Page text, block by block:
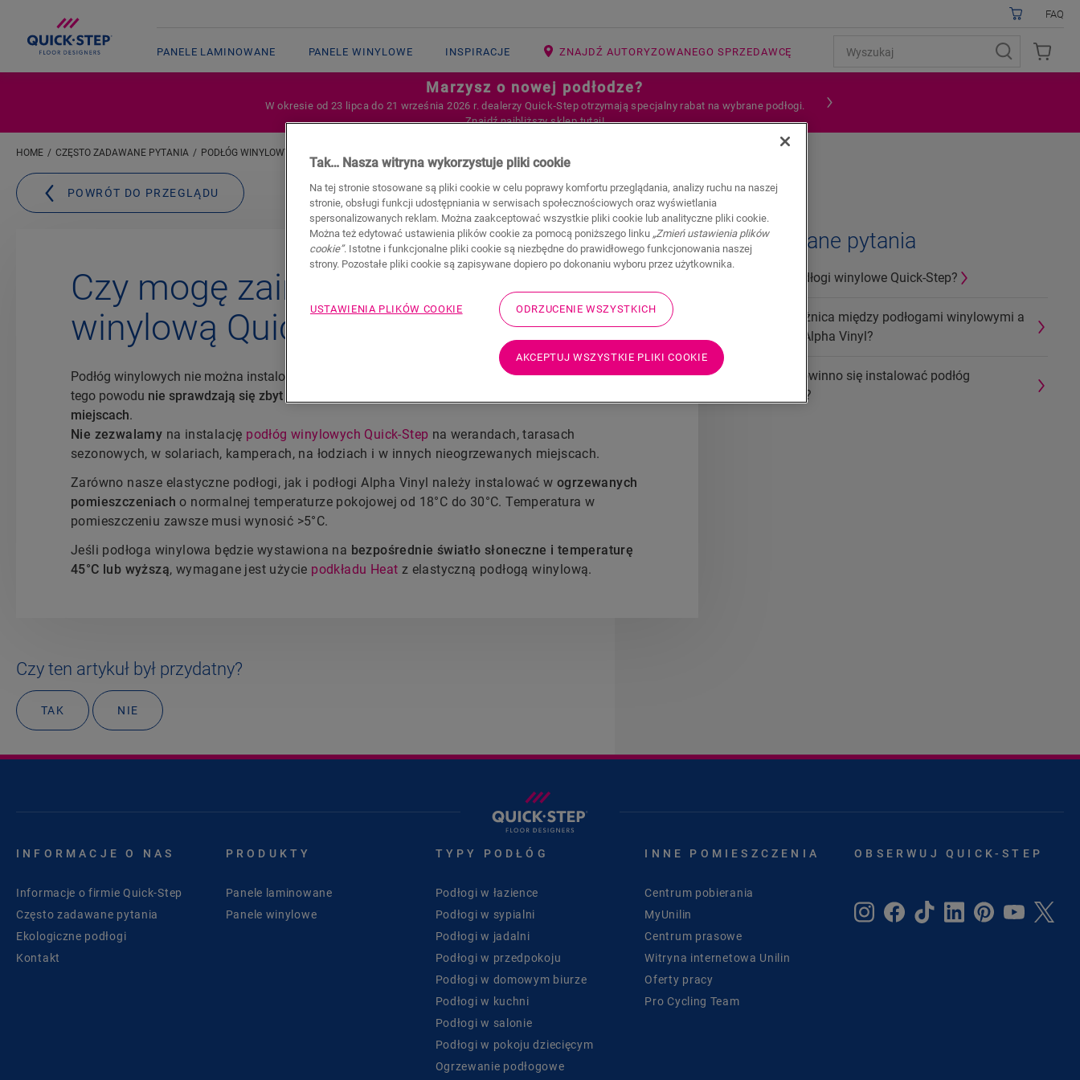
PANELE LAMINOWANE PANELE WINYLOWE INSPIRACJE ZNAJDŹ AUTORYZOWANEGO SPRZEDAWCĘ
FAQ
Marzysz o nowej podłodze?
W okresie od 23 lipca do 21 września 2026 r. dealerzy Quick‑Step otrzymają specjalny rabat na wybrane podłogi.
Znajdź najbliższy sklep tutaj!
HOME CZĘSTO ZADAWANE PYTANIA PODŁÓG WINYLOWYCH
POWRÓT DO PRZEGLĄDU
Czy mogę zainstalować podłogę
winylową Quick-Step na werandzie?
Podłóg winylowych nie można instalować w pomieszczeniach, które są zbyt ciepłe lub zbyt zimne. Z
tego powodu nie sprawdzają się zbyt dobrze na werandach lub w innych nieogrzewanych
miejscach.
Nie zezwalamy na instalację podłóg winylowych Quick-Step na werandach, tarasach
sezonowych, w solariach, kamperach, na łodziach i w innych nieogrzewanych miejscach.
Zarówno nasze elastyczne podłogi, jak i podłogi Alpha Vinyl należy instalować w ogrzewanych
pomieszczeniach o normalnej temperaturze pokojowej od 18°C do 30°C. Temperatura w
pomieszczeniu zawsze musi wynosić >5°C.
Jeśli podłoga winylowa będzie wystawiona na bezpośrednie światło słoneczne i temperaturę
45°C lub wyższą, wymagane jest użycie podkładu Heat z elastyczną podłogą winylową.
Czy ten artykuł był przydatny?
TAK NIE
Powiązane pytania
Co to są podłogi winylowe Quick-Step?
Jaka jest różnica między podłogami winylowymi a
podłogami Alpha Vinyl?
Gdzie nie powinno się instalować podłóg
winylowych?
INFORMACJE O NAS
Informacje o firmie Quick-Step
Często zadawane pytania
Ekologiczne podłogi
Kontakt
PRODUKTY
Panele laminowane
Panele winylowe
TYPY PODŁÓG
Podłogi w łazience
Podłogi w sypialni
Podłogi w jadalni
Podłogi w przedpokoju
Podłogi w domowym biurze
Podłogi w kuchni
Podłogi w salonie
Podłogi w pokoju dziecięcym
Ogrzewanie podłogowe
INNE POMIESZCZENIA
Centrum pobierania
MyUnilin
Centrum prasowe
Witryna internetowa Unilin
Oferty pracy
Pro Cycling Team
OBSERWUJ QUICK-STEP
Tak… Nasza witryna wykorzystuje pliki cookie
Na tej stronie stosowane są pliki cookie w celu poprawy komfortu przeglądania, analizy ruchu na naszej
stronie, obsługi funkcji udostępniania w serwisach społecznościowych oraz wyświetlania
spersonalizowanych reklam. Można zaakceptować wszystkie pliki cookie lub analityczne pliki cookie.
Można też edytować ustawienia plików cookie za pomocą poniższego linku „Zmień ustawienia plików
cookie”. Istotne i funkcjonalne pliki cookie są niezbędne do prawidłowego funkcjonowania naszej
strony. Pozostałe pliki cookie są zapisywane dopiero po dokonaniu wyboru przez użytkownika.
USTAWIENIA PLIKÓW COOKIE ODRZUCENIE WSZYSTKICH
AKCEPTUJ WSZYSTKIE PLIKI COOKIE